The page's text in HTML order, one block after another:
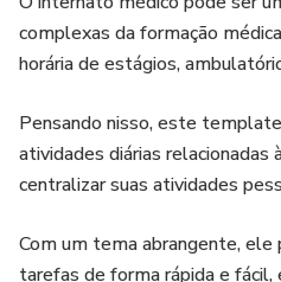
complexas da formação
horária de estágios,
Pensando nisso, este
atividades diárias
centralizar suas atividades
Com um tema abrangente, ele
tarefas de forma rápida e